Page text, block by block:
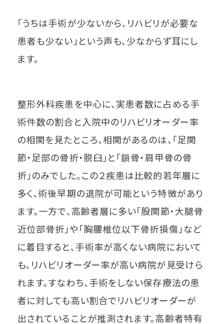
「うちは手術が少ないから、リハビリが必要な
患者も少ない」という声も、少なからず耳にし
ます。
整形外科疾患を中心に、実患者数に占める手
術件数の割合と入院中のリハビリオーダー率
の相関を見たところ、相関があるのは、「足関
節・足部の骨折・脱臼」と「鎖骨・肩甲骨の骨
折」のみでした。この２疾患は比較的若年層に
多く、術後早期の退院が可能という特徴があり
ます。一方で、高齢者層に多い「股関節・大腿骨
近位部骨折」や「胸腰椎位以下骨折損傷」など
に着目すると、手術率が高くない病院において
も、リハビリオーダー率が高い病院が見受けら
れます。すなわち、手術をしない保存療法の患
者に対しても高い割合でリハビリオーダーが
出されていることが推測されます。高齢者特有